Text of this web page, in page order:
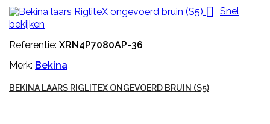
 Snel
bekijken
Referentie: XRN4P7080AP-36
Merk: Bekina
BEKINA LAARS RIGLITEX ONGEVOERD BRUIN (S5)